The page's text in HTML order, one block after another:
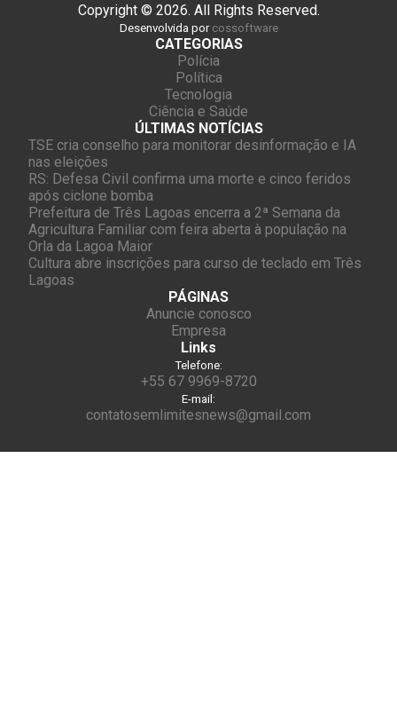
Copyright © 2026. All Rights Reserved.
Desenvolvida por cossoftware
CATEGORIAS
Polícia
Política
Tecnologia
Ciência e Saúde
ÚLTIMAS NOTÍCIAS
TSE cria conselho para monitorar desinformação e IA
nas eleições
RS: Defesa Civil confirma uma morte e cinco feridos
após ciclone bomba
Prefeitura de Três Lagoas encerra a 2ª Semana da
Agricultura Familiar com feira aberta à população na
Orla da Lagoa Maior
Cultura abre inscrições para curso de teclado em Três
Lagoas
PÁGINAS
Anuncie conosco
Empresa
Links
Telefone:
+55 67 9969-8720
E-mail:
contatosemlimitesnews@gmail.com